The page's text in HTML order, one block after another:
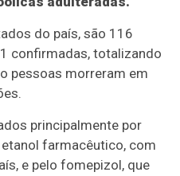
do país, são 116
confirmadas, totalizando
pessoas morreram em
principalmente por
farmacêutico, com
e pelo fomepizol, que